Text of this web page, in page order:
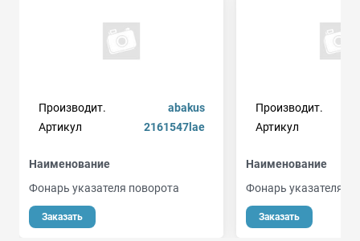
Производит.
abakus
Артикул
2161547lae
Наименование
Фонарь указателя поворота
Заказать
Производит.
Артикул
Наименование
Фонарь указателя
Заказать